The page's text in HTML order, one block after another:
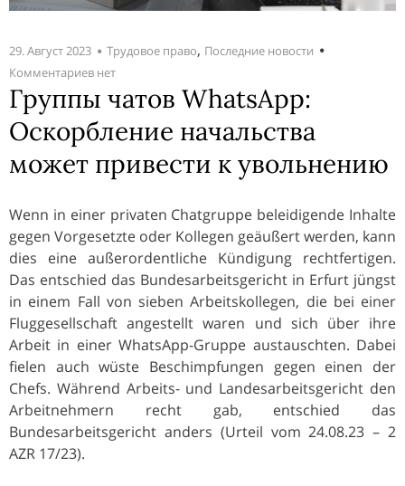
29. Август 2023 Трудовое право, Последние новости
Комментариев нет
Группы чатов WhatsApp:
Оскорбление начальства
может привести к увольнению
Wenn in einer privaten Chatgruppe beleidigende Inhalte
gegen Vorgesetzte oder Kollegen geäußert werden, kann
dies eine außerordentliche Kündigung rechtfertigen.
Das entschied das Bundesarbeitsgericht in Erfurt jüngst
in einem Fall von sieben Arbeitskollegen, die bei einer
Fluggesellschaft angestellt waren und sich über ihre
Arbeit in einer WhatsApp-Gruppe austauschten. Dabei
fielen auch wüste Beschimpfungen gegen einen der
Chefs. Während Arbeits- und Landesarbeitsgericht den
Arbeitnehmern recht gab, entschied das
Bundesarbeitsgericht anders (Urteil vom 24.08.23 – 2
AZR 17/23).